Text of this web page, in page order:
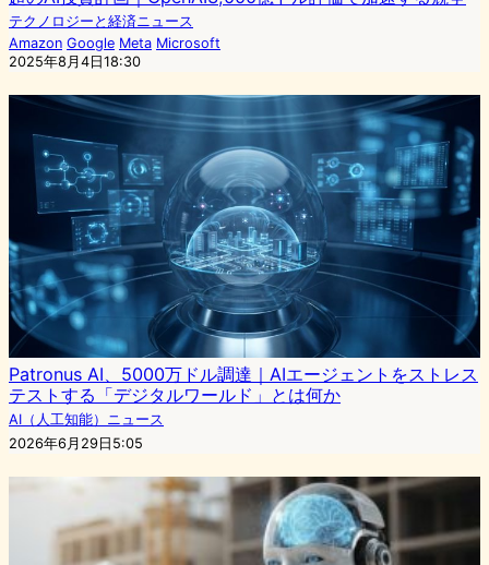
テクノロジーと経済ニュース
Amazon Google Meta Microsoft
2025年8月4日18:30
Patronus AI、5000万ドル調達｜AIエージェントをストレス
テストする「デジタルワールド」とは何か
AI（人工知能）ニュース
2026年6月29日5:05